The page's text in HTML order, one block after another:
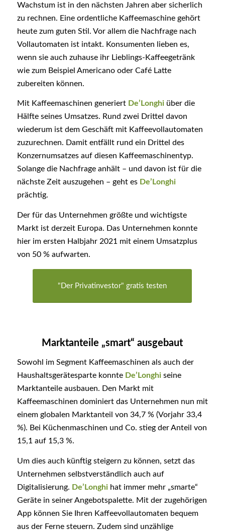
Wachstum ist in den nächsten Jahren aber sicherlich
zu rechnen. Eine ordentliche Kaffeemaschine gehört
heute zum guten Stil. Vor allem die Nachfrage nach
Vollautomaten ist intakt. Konsumenten lieben es,
wenn sie auch zuhause ihr Lieblings-Kaffeegetränk
wie zum Beispiel Americano oder Café Latte
zubereiten können.
Mit Kaffeemaschinen generiert De’Longhi über die
Hälfte seines Umsatzes. Rund zwei Drittel davon
wiederum ist dem Geschäft mit Kaffeevollautomaten
zuzurechnen. Damit entfällt rund ein Drittel des
Konzernumsatzes auf diesen Kaffeemaschinentyp.
Solange die Nachfrage anhält – und davon ist für die
nächste Zeit auszugehen – geht es De’Longhi
prächtig.
Der für das Unternehmen größte und wichtigste
Markt ist derzeit Europa. Das Unternehmen konnte
hier im ersten Halbjahr 2021 mit einem Umsatzplus
von 50 % aufwarten.
"Der Privatinvestor" gratis testen
Marktanteile „smart“ ausgebaut
Sowohl im Segment Kaffeemaschinen als auch der
Haushaltsgerätesparte konnte De’Longhiseine
Marktanteile ausbauen. Den Markt mit
Kaffeemaschinen dominiert das Unternehmen nun mit
einem globalen Marktanteil von 34,7 % (Vorjahr 33,4
%). Bei Küchenmaschinen und Co. stieg der Anteil von
15,1 auf 15,3 %.
Um dies auch künftig steigern zu können, setzt das
Unternehmen selbstverständlich auch auf
Digitalisierung. De’Longhihat immer mehr „smarte“
Geräte in seiner Angebotspalette. Mit der zugehörigen
App können Sie Ihren Kaffeevollautomaten bequem
aus der Ferne steuern. Zudem sind unzählige